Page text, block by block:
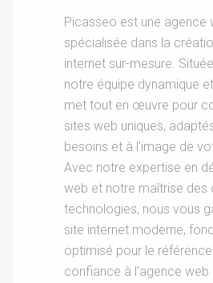
Picasseo est une agence
spécialisée dans la
internet sur-mesure.
notre équipe dynamique
met tout en œuvre pour
sites web uniques,
besoins et à l'image de
Avec notre expertise en
web et notre maîtrise des
technologies, nous vous
site internet moderne,
optimisé pour le
confiance à l'agence